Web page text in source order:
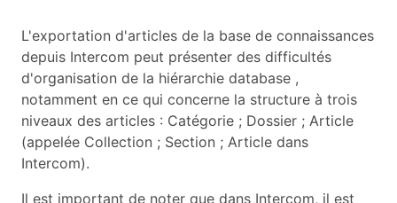
L'exportation d'articles de la base de connaissances
depuis Intercom peut présenter des difficultés
d'organisation de la hiérarchie database ,
notamment en ce qui concerne la structure à trois
niveaux des articles : Catégorie ; Dossier ; Article
(appelée Collection ; Section ; Article dans
Intercom).
Il est important de noter que dans Intercom, il est